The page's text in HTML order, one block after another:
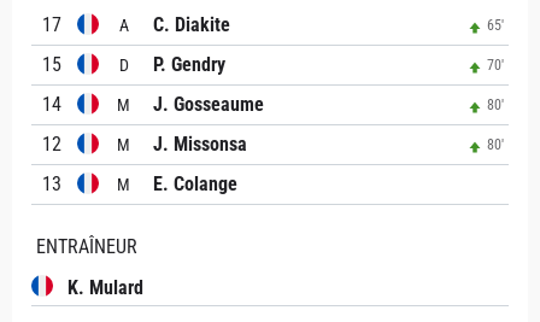
17
A C. Diakite 65'
15 D P. Gendry 70'
14 M J. Gosseaume 80'
12 M J. Missonsa 80'
13 M E. Colange
ENTRAÎNEUR
K. Mulard